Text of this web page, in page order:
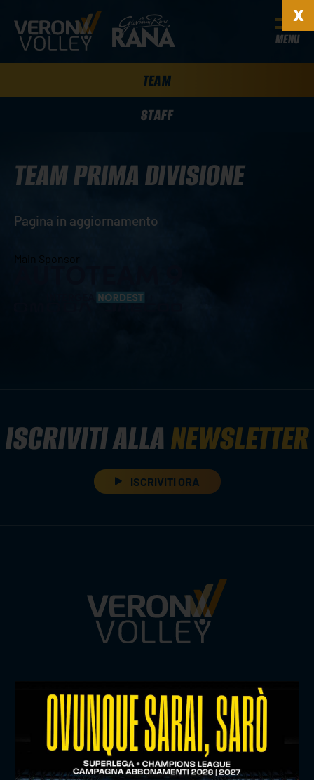
MENU
TEAM
STAFF
TEAM PRIMA DIVISIONE
Pagina in aggiornamento
Main Sponsor
ISCRIVITI ALLANEWSLETTER
ISCRIVITI ORA